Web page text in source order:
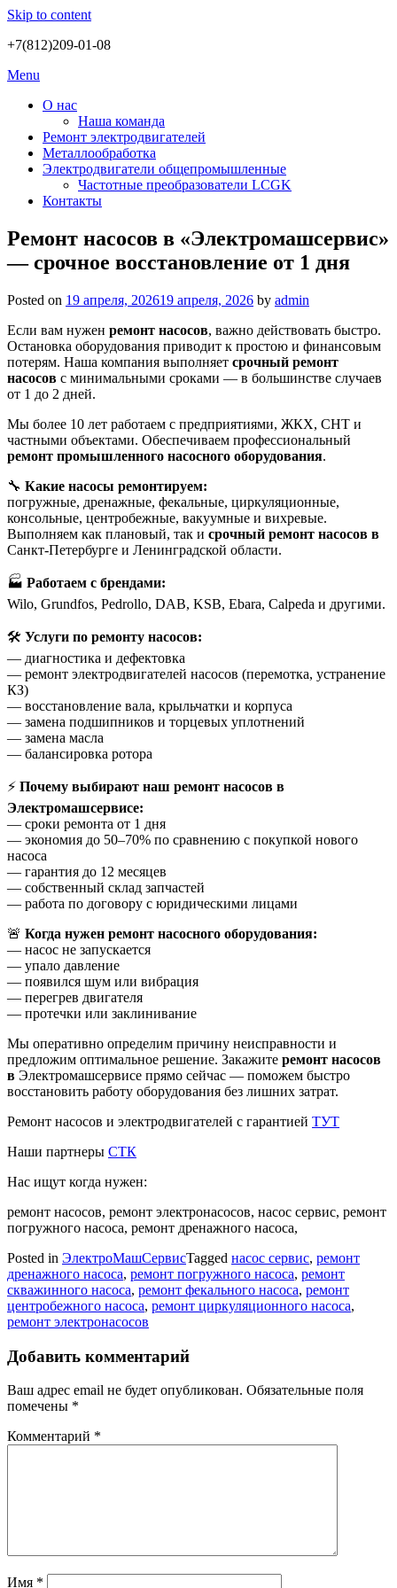
Skip to content
+7(812)209-01-08
Menu
О нас
Наша команда
Ремонт электродвигателей
Металлообработка
Электродвигатели общепромышленные
Частотные преобразователи LCGK
Контакты
Ремонт насосов в «Электромашсервис»
— срочное восстановление от 1 дня
Posted on 19 апреля, 202619 апреля, 2026 by admin
Если вам нужен ремонт насосов, важно действовать быстро.
Остановка оборудования приводит к простою и финансовым
потерям. Наша компания выполняет срочный ремонт
насосов с минимальными сроками — в большинстве случаев
от 1 до 2 дней.
Мы более 10 лет работаем с предприятиями, ЖКХ, СНТ и
частными объектами. Обеспечиваем профессиональный
ремонт промышленного насосного оборудования.
🔧 Какие насосы ремонтируем:
погружные, дренажные, фекальные, циркуляционные,
консольные, центробежные, вакуумные и вихревые.
Выполняем как плановый, так и срочный ремонт насосов в
Санкт-Петербурге и Ленинградской области.
🏭 Работаем с брендами:
Wilo, Grundfos, Pedrollo, DAB, KSB, Ebara, Calpeda и другими.
🛠 Услуги по ремонту насосов:
— диагностика и дефектовка
— ремонт электродвигателей насосов (перемотка, устранение
КЗ)
— восстановление вала, крыльчатки и корпуса
— замена подшипников и торцевых уплотнений
— замена масла
— балансировка ротора
⚡ Почему выбирают наш ремонт насосов в
Электромашсервисе:
— сроки ремонта от 1 дня
— экономия до 50–70% по сравнению с покупкой нового
насоса
— гарантия до 12 месяцев
— собственный склад запчастей
— работа по договору с юридическими лицами
🚨 Когда нужен ремонт насосного оборудования:
— насос не запускается
— упало давление
— появился шум или вибрация
— перегрев двигателя
— протечки или заклинивание
Мы оперативно определим причину неисправности и
предложим оптимальное решение. Закажите ремонт насосов
в Электромашсервисе прямо сейчас — поможем быстро
восстановить работу оборудования без лишних затрат.
Ремонт насосов и электродвигателей с гарантией ТУТ
Наши партнеры СТК
Нас ищут когда нужен:
ремонт насосов, ремонт электронасосов, насос сервис, ремонт
погружного насоса, ремонт дренажного насоса,
Posted in ЭлектроМашСервисTagged насос сервис, ремонт
дренажного насоса, ремонт погружного насоса, ремонт
скважинного насоса, ремонт фекального насоса, ремонт
центробежного насоса, ремонт циркуляционного насоса,
ремонт электронасосов
Добавить комментарий
Ваш адрес email не будет опубликован. Обязательные поля
помечены *
Комментарий *
Имя *